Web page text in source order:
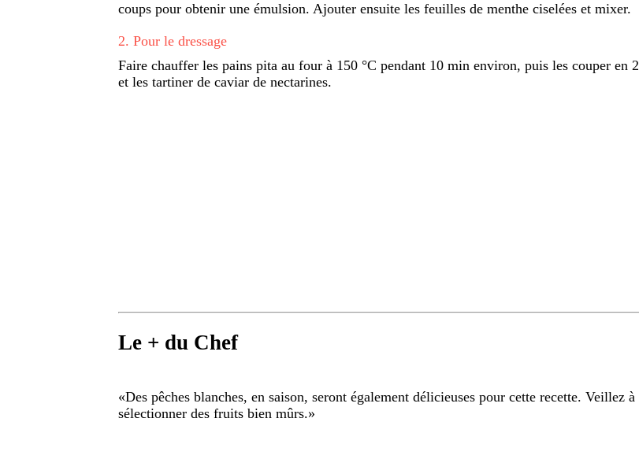
coups pour obtenir une émulsion. Ajouter ensuite les feuilles de menthe ciselées et mixer.
2. Pour le dressage
Faire chauffer les pains pita au four à 150 °C pendant 10 min environ, puis les couper en 2
et les tartiner de caviar de nectarines.
Le + du Chef
«Des pêches blanches, en saison, seront également délicieuses pour cette recette. Veillez à
sélectionner des fruits bien mûrs.»